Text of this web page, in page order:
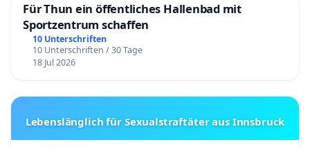
Für Thun ein öffentliches Hallenbad mit
Sportzentrum schaffen
10 Unterschriften
10 Unterschriften / 30 Tage
18 Jul 2026
Lebenslänglich für Sexualstraftäter aus Innsbruck